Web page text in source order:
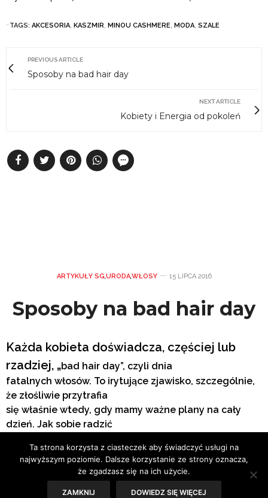
TAGS: AKCESORIA, KASZMIR, MINOU CASHMERE, MODA, SZALE
PREVIOUS ARTICLE
Sposoby na bad hair day
NEXT ARTICLE
Kobiety i Energia od pokoleń
ARTYKUŁY SG,URODA,WŁOSY 15 LIPCA 2016
Sposoby na bad hair day
Każda kobieta doświadcza, częściej lub
rzadziej, „bad hair day”, czyli dnia
fatalnych włosów. To irytujące zjawisko, szczególnie,
że złośliwie przytrafia
się właśnie wtedy, gdy mamy ważne plany na cały
dzień. Jak sobie radzić
Konsultacja: Maciej Maniewski, ambasador marki Fale Loki
Ta strona korzysta z ciasteczek aby świadczyć usługi na
najwyższym poziomie. Dalsze korzystanie ze strony oznacza,
że zgadzasz się na ich użycie.
ZAMKNIJ DOWIEDZ SIĘ WIĘCEJ